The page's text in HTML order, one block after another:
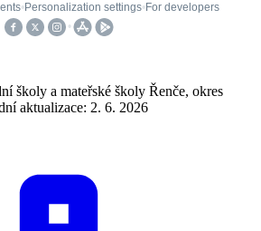
školy a mateřské školy Řenče, okres
aktualizace: 2. 6. 2026